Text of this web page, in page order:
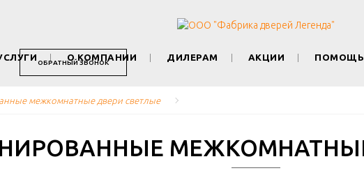
ОБРАТНЫЙ ЗВОНОК
О КОМПАНИИ ДИЛЕРАМ АКЦИИ ПОМОЩЬ
межкомнатные двери светлые